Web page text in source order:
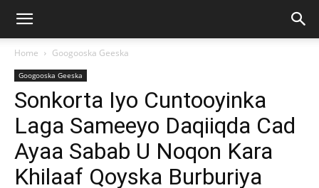
Home Googooska Geeska
Googooska Geeska
Sonkorta Iyo Cuntooyinka
Laga Sameeyo Daqiiqda Cad
Ayaa Sabab U Noqon Kara
Khilaaf Qoyska Burburiya